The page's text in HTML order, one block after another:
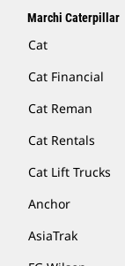
Marchi Caterpillar
Cat
Cat Financial
Cat Reman
Cat Rentals
Cat Lift Trucks
Anchor
AsiaTrak